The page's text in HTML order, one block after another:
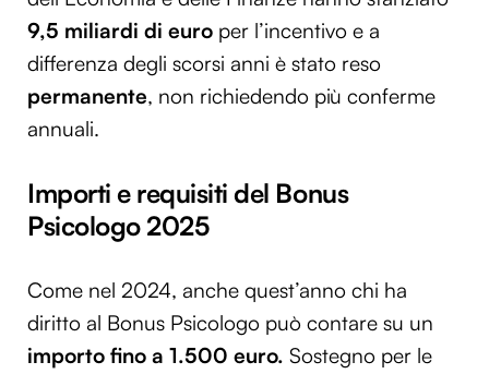
9,5 miliardi di euro per l’incentivo e a
differenza degli scorsi anni è stato reso
permanente, non richiedendo più conferme
annuali.
Importi e requisiti del Bonus
Psicologo 2025
Come nel 2024, anche quest’anno chi ha
diritto al Bonus Psicologo può contare su un
importo fino a 1.500 euro. Sostegno per le